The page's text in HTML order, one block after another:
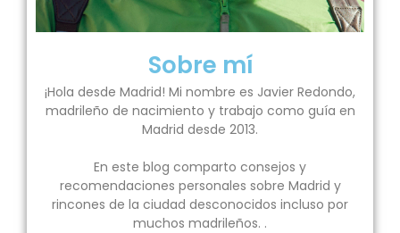
Sobre mí
¡Hola desde Madrid! Mi nombre es Javier Redondo,
madrileño de nacimiento y trabajo como guía en
Madrid desde 2013.
En este blog comparto consejos y
recomendaciones personales sobre Madrid y
rincones de la ciudad desconocidos incluso por
muchos madrileños. .